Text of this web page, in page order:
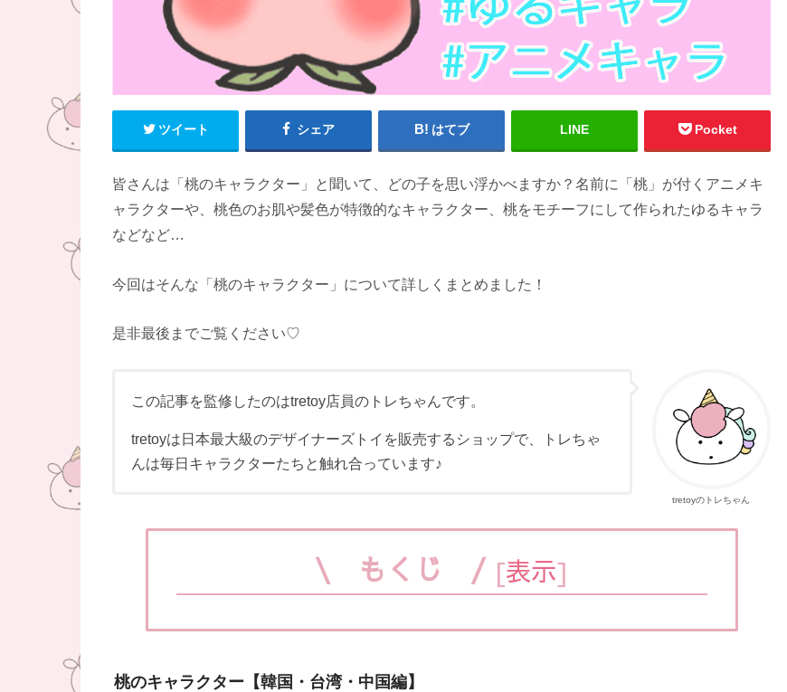
ツイート シェア はてブ LINE Pocket
皆さんは「桃のキャラクター」と聞いて、どの子を思い浮かべますか？名前に「桃」が付くアニメキ
ャラクターや、桃色のお肌や髪色が特徴的なキャラクター、桃をモチーフにして作られたゆるキャラ
などなど…
今回はそんな「桃のキャラクター」について詳しくまとめました！
是非最後までご覧ください♡
tretoyのトレちゃん
この記事を監修したのはtretoy店員のトレちゃんです。
tretoyは日本最大級のデザイナーズトイを販売するショップで、トレちゃ
んは毎日キャラクターたちと触れ合っています♪
\ もくじ / [表示]
桃のキャラクター【韓国・台湾・中国編】